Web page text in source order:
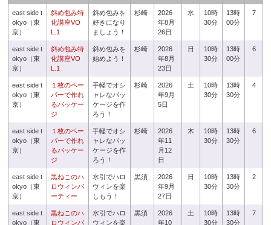
east side t
okyo（東
京）
斜め包み特
化講座VO
L.1
斜め包みを
好きになり
ましょう！
杉崎
2026
年8月
26日
水
10時
30分
13時
00分
7
east side t
okyo（東
京）
斜め包み特
化講座VO
L.1
斜め包みを
始めよう！
杉崎
2026
年8月
23日
日
10時
30分
13時
00分
6
east side t
okyo（東
京）
１枚のペー
パーで作れ
るパッケー
ジ
手軽でオシ
ャレなパッ
ケージを作
ろう！
杉崎
2026
年9月
5日
土
10時
30分
13時
30分
4
east side t
okyo（東
京）
１枚のペー
パーで作れ
るパッケー
ジ
手軽でオシ
ャレなパッ
ケージを作
ろう！
杉崎
2026
年11
月12
日
木
10時
30分
13時
30分
6
east side t
okyo（東
京）
黒ねこのハ
ロウィンパ
ーティー
水引でハロ
ウィンを楽
しもう！
黒須
2026
年9月
27日
日
10時
30分
13時
30分
2
east side t
okyo（東
黒ねこのハ
ロウィンパ
水引でハロ
ウィンを楽
黒須
2026
年10
土
10時
30分
13時
30分
7